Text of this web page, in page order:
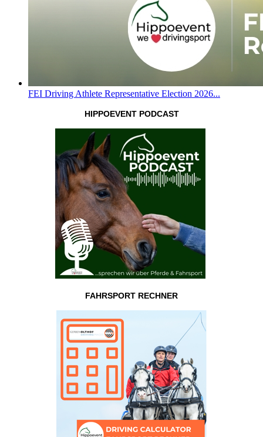
FEI Driving Athlete Representative Election 2026...
HIPPOEVENT PODCAST
FAHRSPORT RECHNER